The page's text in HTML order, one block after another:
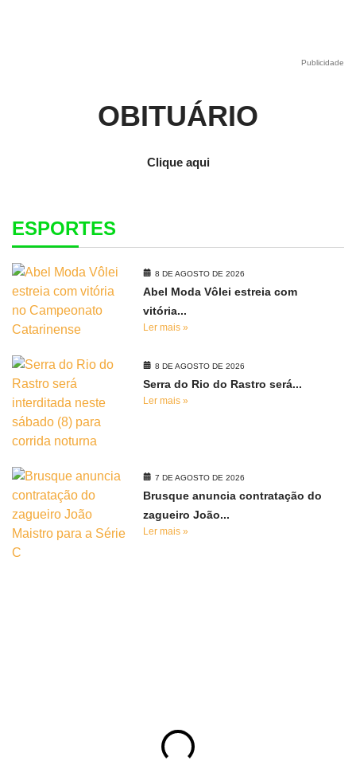
Publicidade
OBITUÁRIO
Clique aqui
ESPORTES
8 DE AGOSTO DE 2026
Abel Moda Vôlei estreia com
vitória...
Ler mais »
8 DE AGOSTO DE 2026
Serra do Rio do Rastro será...
Ler mais »
7 DE AGOSTO DE 2026
Brusque anuncia contratação do
zagueiro João...
Ler mais »